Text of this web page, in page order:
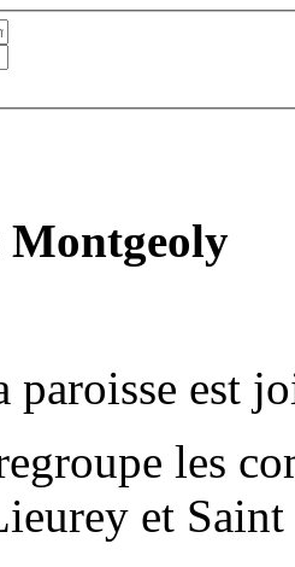
Montgeoly
paroisse est
les
et Saint